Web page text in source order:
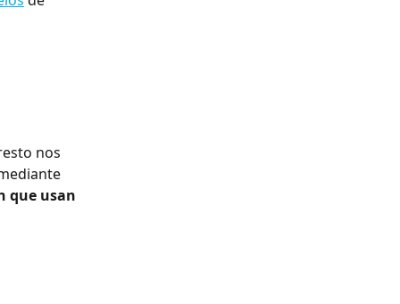
nos
que usan